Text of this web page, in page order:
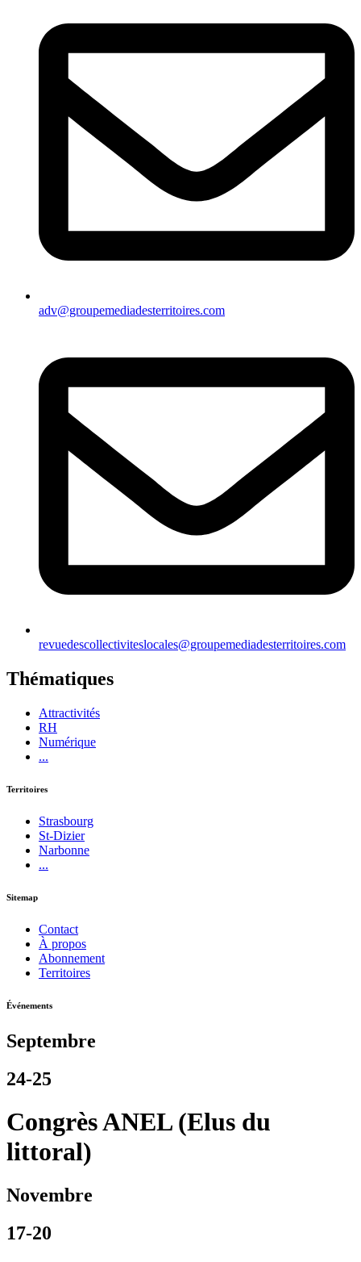
adv@groupemediadesterritoires.com
revuedescollectiviteslocales@groupemediadesterritoires.com
Thématiques
Attractivités
RH
Numérique
...
Territoires
Strasbourg
St-Dizier
Narbonne
...
Sitemap
Contact
À propos
Abonnement
Territoires
Événements
Septembre
24-25
Congrès ANEL (Elus du
littoral)
Novembre
17-20